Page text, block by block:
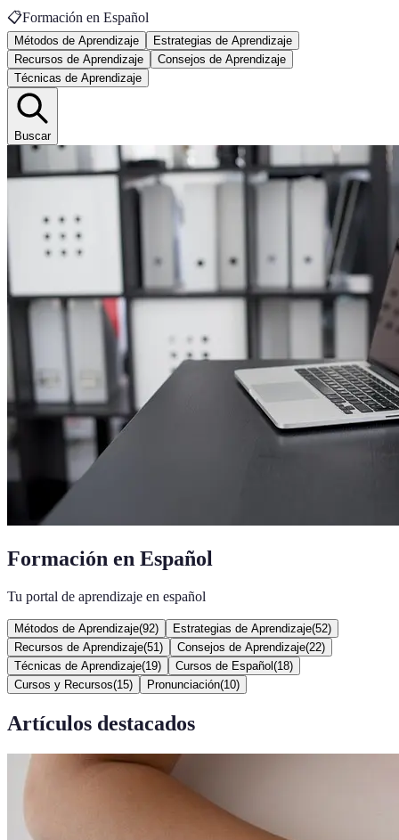
📋Formación en Español
Métodos de Aprendizaje
Estrategias de Aprendizaje
Recursos de Aprendizaje
Consejos de Aprendizaje
Técnicas de Aprendizaje
Buscar
Formación en Español
Tu portal de aprendizaje en español
Métodos de Aprendizaje(92) Estrategias de Aprendizaje(52)
Recursos de Aprendizaje(51 ) Consejos de Aprendizaje(22)
Técnicas de Aprendizaje(19) Cursos de Español (18)
Cursos y Recursos(15) Pronunciación(10)
Artículos destacados